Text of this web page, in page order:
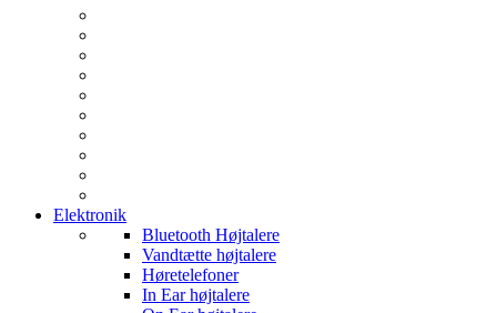
Elektronik
Bluetooth Højtalere
Vandtætte højtalere
Høretelefoner
In Ear højtalere